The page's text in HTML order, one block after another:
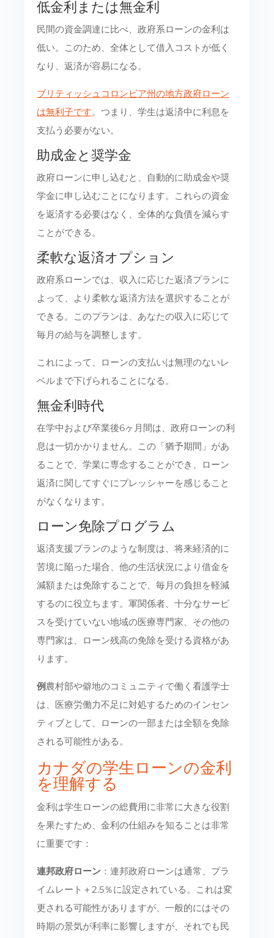
低金利または無金利
民間の資金調達に比べ、政府系ローンの金利は
低い。このため、全体として借入コストが低く
なり、返済が容易になる。
ブリティッシュコロンビア州の地方政府ローン
は無利子です。つまり、学生は返済中に利息を
支払う必要がない。
助成金と奨学金
政府ローンに申し込むと、自動的に助成金や奨
学金に申し込むことになります。これらの資金
を返済する必要はなく、全体的な負債を減らす
ことができる。
柔軟な返済オプション
政府系ローンでは、収入に応じた返済プランに
よって、より柔軟な返済方法を選択することが
できる。このプランは、あなたの収入に応じて
毎月の給与を調整します。
これによって、ローンの支払いは無理のないレ
ベルまで下げられることになる。
無金利時代
在学中および卒業後6ヶ月間は、政府ローンの利
息は一切かかりません。この「猶予期間」があ
ることで、学業に専念することができ、ローン
返済に関してすぐにプレッシャーを感じること
がなくなります。
ローン免除プログラム
返済支援プランのような制度は、将来経済的に
苦境に陥った場合、他の生活状況により借金を
減額または免除することで、毎月の負担を軽減
するのに役立ちます。軍関係者、十分なサービ
スを受けていない地域の医療専門家、その他の
専門家は、ローン残高の免除を受ける資格があ
ります。
例 農村部や僻地のコミュニティで働く看護学士
は、医療労働力不足に対処するためのインセン
ティブとして、ローンの一部または全額を免除
される可能性がある。
カナダの学生ローンの金利
を理解する
金利は学生ローンの総費用に非常に大きな役割
を果たすため、金利の仕組みを知ることは非常
に重要です：
連邦政府ローン ：連邦政府ローンは通常、プラ
イムレート＋2.5％に設定されている。これは変
更される可能性がありますが、一般的にはその
時期の景気が利率に影響しますが、それでも民